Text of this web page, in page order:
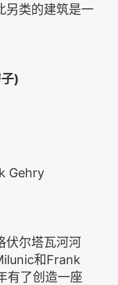
另类的建筑是一
)
Gehry
伏尔塔瓦河河
和Frank
有了创造一座